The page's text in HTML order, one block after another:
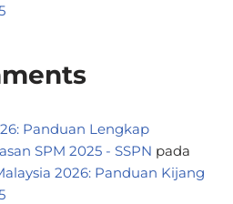
Panduan Lengkap
SPM 2025 - SSPN pada
2026: Panduan Kijang